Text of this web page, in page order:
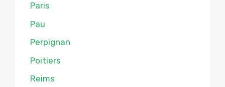
Paris
Pau
Perpignan
Poitiers
Reims